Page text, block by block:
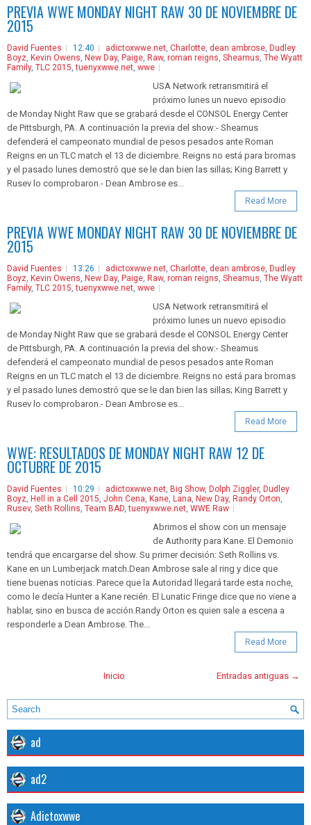
PREVIA WWE MONDAY NIGHT RAW 30 DE NOVIEMBRE DE
2015
David Fuentes 12:40 adictoxwwe.net Charlotte dean ambrose Dudley
Boyz Kevin Owens New Day, Paige Raw, roman reigns Sheamus The Wyatt
Family, TLC 2015 ,tuenyxwwe.net wwe
USA Network retransmitirá el
próximo lunes un nuevo episodio
de Monday Night Raw que se grabará desde el CONSOL Energy Center
de Pittsburgh, PA. A continuación la previa del show:- Sheamus
defenderá el campeonato mundial de pesos pesados ante Roman
Reigns en un TLC match el 13 de diciembre. Reigns no está para bromas
y el pasado lunes demostró que se le dan bien las sillas; King Barrett y
Rusev lo comprobaron.- Dean Ambrose es...
Read More
PREVIA WWE MONDAY NIGHT RAW 30 DE NOVIEMBRE DE
2015
David Fuentes 13:26 adictoxwwe.net Charlotte dean ambrose Dudley
Boyz Kevin Owens New Day, Paige Raw, roman reigns Sheamus The Wyatt
Family, TLC 2015 ,tuenyxwwe.net wwe
USA Network retransmitirá el
próximo lunes un nuevo episodio
de Monday Night Raw que se grabará desde el CONSOL Energy Center
de Pittsburgh, PA. A continuación la previa del show:- Sheamus
defenderá el campeonato mundial de pesos pesados ante Roman
Reigns en un TLC match el 13 de diciembre. Reigns no está para bromas
y el pasado lunes demostró que se le dan bien las sillas; King Barrett y
Rusev lo comprobaron.- Dean Ambrose es...
Read More
WWE: RESULTADOS DE MONDAY NIGHT RAW 12 DE
OCTUBRE DE 2015
David Fuentes 10:29 adictoxwwe.net Big Show, Dolph Ziggler, Dudley
Boyz Hell in a Cell 2015 John Cena Kane Lana New Day, Randy Orton
Rusev, Seth Rollins Team BAD ,tuenyxwwe.net WWE Raw
Abrimos el show con un mensaje
de Authority para Kane. El Demonio
tendrá que encargarse del show. Su primer decisión: Seth Rollins vs.
Kane en un Lumberjack match.Dean Ambrose sale al ring y dice que
tiene buenas noticias. Parece que la Autoridad llegará tarde esta noche,
como le decía Hunter a Kane recién. El Lunatic Fringe dice que no viene a
hablar, sino en busca de acción.Randy Orton es quien sale a escena a
responderle a Dean Ambrose. The...
Read More
Entradas antiguas →
Inicio
ad
ad2
Adictoxwwe